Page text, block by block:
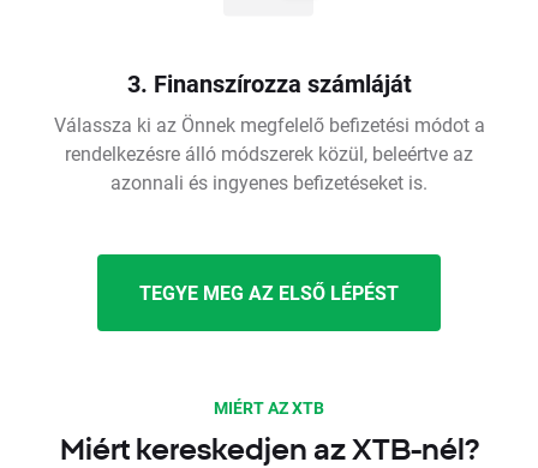
3. Finanszírozza számláját
Válassza ki az Önnek megfelelő befizetési módot a
rendelkezésre álló módszerek közül, beleértve az
azonnali és ingyenes befizetéseket is.
TEGYE MEG AZ ELSŐ LÉPÉST
MIÉRT AZ XTB
Miért kereskedjen az XTB-nél?